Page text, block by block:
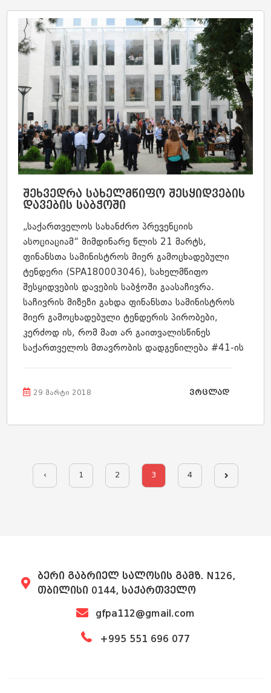
შესყიდვების სააგენტ...
შეხვედრა სახელმწიფო შესყიდვების
დავების საბჭოში
„საქართველოს სახანძრო პრევენციის
ასოციაციამ“ მიმდინარე წლის 21 მარტს,
ფინანსთა სამინისტროს მიერ გამოცხადებული
ტენდერი (SPA180003046), სახელმწიფო
შესყიდვების დავების საბჭოში გაასაჩივრა.
საჩივრის მიზეზი გახდა ფინანსთა სამინისტროს
მიერ გამოცხადებული ტენდერის პირობები,
კერძოდ ის, რომ მათ არ გაითვალისწინეს
საქართველოს მთავრობის დადგენილება #41-ის
შესაბამისი სერთიფიკატები. სახელმწიფო
29 მარტი 2018 ვრცლად
‹ 1 2 3 4
ბერი გაბრიელ სალოსის გამზ. N126,
თბილისი 0144, საქართველო
gfpa112@gmail.com
+995 551 696 077